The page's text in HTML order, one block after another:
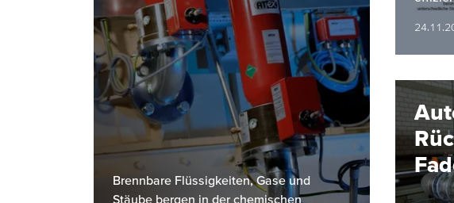
Brennbare Flüssigkeiten, Gase und
Stäube bergen in der chemischen